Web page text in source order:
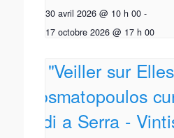
30 avril 2026 @ 10 h 00 -
17 octobre 2026 @ 17 h 00